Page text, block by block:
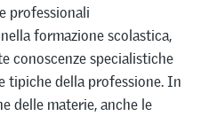
professionali
formazione scolastica,
conoscenze specialistiche
tipiche della professione. In
delle materie, anche le